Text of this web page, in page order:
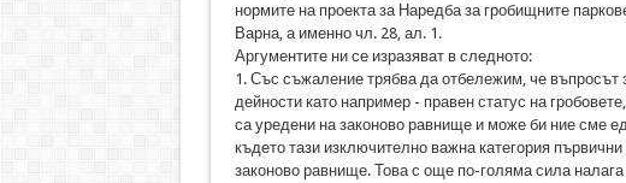
нормите на проекта за Наредба за гробищните
Варна, а именно чл. 28, ал. 1.
Аргументите ни се изразяват в следното:
1. Със съжаление трябва да отбележим, че въпросът
дейности като например - правен статус на
са уредени на законово равнище и може би ние сме
където тази изключително важна категория
законово равнище. Това с още по-голяма сила